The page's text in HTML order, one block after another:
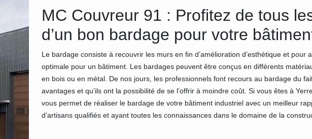
? Vous
précis,
et le
devis
validation
sur
MC Couvreur 91 : Profitez de tous
d’un bon bardage pour votre
Le bardage consiste à recouvrir les murs en fin d’amélioration d’esthétique et pour
optimale pour un bâtiment. Les bardages peuvent être conçus en différents
en bois ou en métal. De nos jours, les professionnels font recours au bardage du
avantages et qu’ils ont la possibilité de se l’offrir à moindre coût. Si vous êtes à
vous permet de réaliser le bardage de votre bâtiment industriel avec un meilleur
d’artisans qualifiés et ayant toutes les connaissances dans le domaine de la